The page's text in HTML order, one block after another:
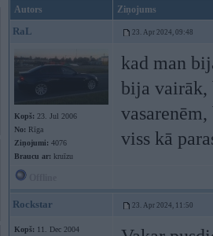
Autors Ziņojums
RaL 23. Apr 2024, 09:48
Kopš: 23. Jul 2006
No: Rīga
Ziņojumi: 4076
Braucu ar: kruīzu
kad man
bija vairāk,
viss kā
Rockstar 23. Apr 2024, 11:50
Kopš: 11. Dec 2004